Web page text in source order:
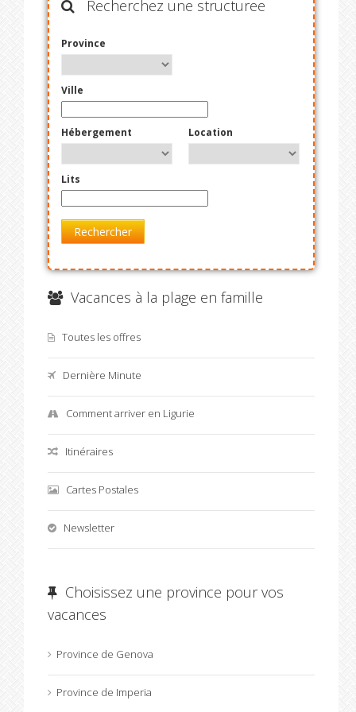
Recherchez une structuree
Province
Ville
Hébergement Location
Lits
Rechercher
Vacances à la plage en famille
Toutes les offres
Dernière Minute
Comment arriver en Ligurie
Itinéraires
Cartes Postales
Newsletter
Choisissez une province pour vos
vacances
Province de Genova
Province de Imperia